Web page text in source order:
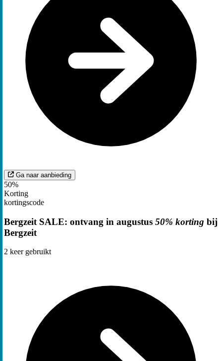
Ga naar aanbieding
50%
Korting
kortingscode
Bergzeit SALE: ontvang in augustus 50% korting bij
Bergzeit
2 keer gebruikt